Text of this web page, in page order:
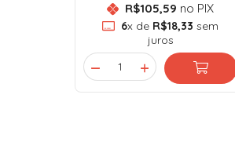
R$105,59 no PIX
6x de R$18,33 sem
juros